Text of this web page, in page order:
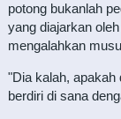
potong bukanlah
yang diajarkan
mengalahkan
"Dia kalah, apakah
berdiri di sana